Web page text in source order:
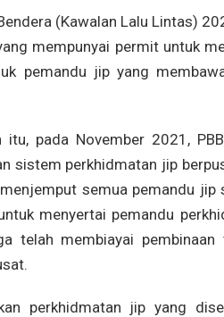
(Kawalan Lalu Lintas)
mempunyai permit untuk
pemandu jip yang
itu, pada November 2021,
sistem perkhidmatan jip
semua pemandu jip
menyertai pemandu
telah membiayai
perkhidmatan jip yang